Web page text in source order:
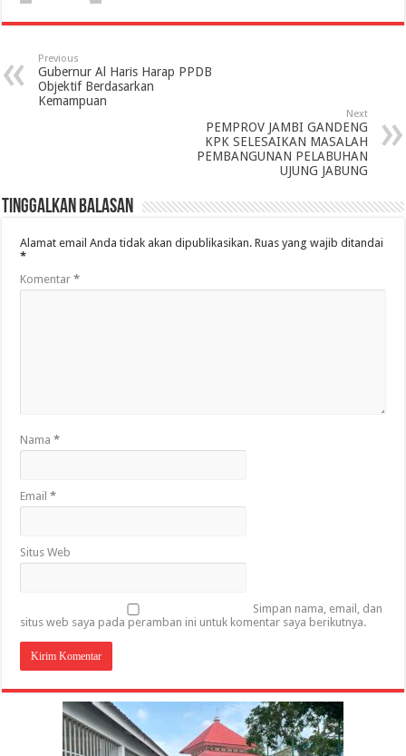
Previous
Gubernur Al Haris Harap PPDB
Objektif Berdasarkan
Kemampuan
Next
PEMPROV JAMBI GANDENG
KPK SELESAIKAN MASALAH
PEMBANGUNAN PELABUHAN
UJUNG JABUNG
Tinggalkan Balasan
Alamat email Anda tidak akan dipublikasikan. Ruas yang wajib ditandai
*
Komentar*
Nama*
Email*
Situs Web
Simpan nama, email, dan
situs web saya pada peramban ini untuk komentar saya berikutnya.